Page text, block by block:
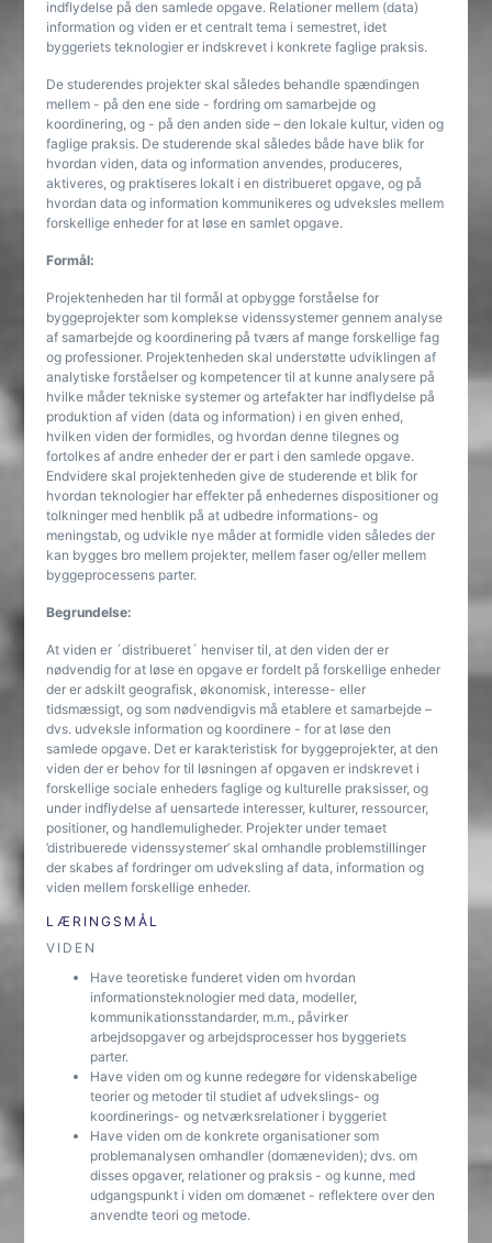
indflydelse på den samlede opgave. Relationer mellem (data)
information og viden er et centralt tema i semestret, idet
byggeriets teknologier er indskrevet i konkrete faglige praksis.
De studerendes projekter skal således behandle spændingen
mellem - på den ene side - fordring om samarbejde og
koordinering, og - på den anden side – den lokale kultur, viden og
faglige praksis. De studerende skal således både have blik for
hvordan viden, data og information anvendes, produceres,
aktiveres, og praktiseres lokalt i en distribueret opgave, og på
hvordan data og information kommunikeres og udveksles mellem
forskellige enheder for at løse en samlet opgave.
Formål:
Projektenheden har til formål at opbygge forståelse for
byggeprojekter som komplekse videnssystemer gennem analyse
af samarbejde og koordinering på tværs af mange forskellige fag
og professioner. Projektenheden skal understøtte udviklingen af
analytiske forståelser og kompetencer til at kunne analysere på
hvilke måder tekniske systemer og artefakter har indflydelse på
produktion af viden (data og information) i en given enhed,
hvilken viden der formidles, og hvordan denne tilegnes og
fortolkes af andre enheder der er part i den samlede opgave.
Endvidere skal projektenheden give de studerende et blik for
hvordan teknologier har effekter på enhedernes dispositioner og
tolkninger med henblik på at udbedre informations- og
meningstab, og udvikle nye måder at formidle viden således der
kan bygges bro mellem projekter, mellem faser og/eller mellem
byggeprocessens parter.
Begrundelse:
At viden er ´distribueret´ henviser til, at den viden der er
nødvendig for at løse en opgave er fordelt på forskellige enheder
der er adskilt geografisk, økonomisk, interesse- eller
tidsmæssigt, og som nødvendigvis må etablere et samarbejde –
dvs. udveksle information og koordinere - for at løse den
samlede opgave. Det er karakteristisk for byggeprojekter, at den
viden der er behov for til løsningen af opgaven er indskrevet i
forskellige sociale enheders faglige og kulturelle praksisser, og
under indflydelse af uensartede interesser, kulturer, ressourcer,
positioner, og handlemuligheder. Projekter under temaet
’distribuerede videnssystemer’ skal omhandle problemstillinger
der skabes af fordringer om udveksling af data, information og
viden mellem forskellige enheder.
LÆRINGSMÅL
VIDEN
Have teoretiske funderet viden om hvordan
informationsteknologier med data, modeller,
kommunikationsstandarder, m.m., påvirker
arbejdsopgaver og arbejdsprocesser hos byggeriets
parter.
Have viden om og kunne redegøre for videnskabelige
teorier og metoder til studiet af udvekslings- og
koordinerings- og netværksrelationer i byggeriet
Have viden om de konkrete organisationer som
problemanalysen omhandler (domæneviden); dvs. om
disses opgaver, relationer og praksis - og kunne, med
udgangspunkt i viden om domænet - reflektere over den
anvendte teori og metode.